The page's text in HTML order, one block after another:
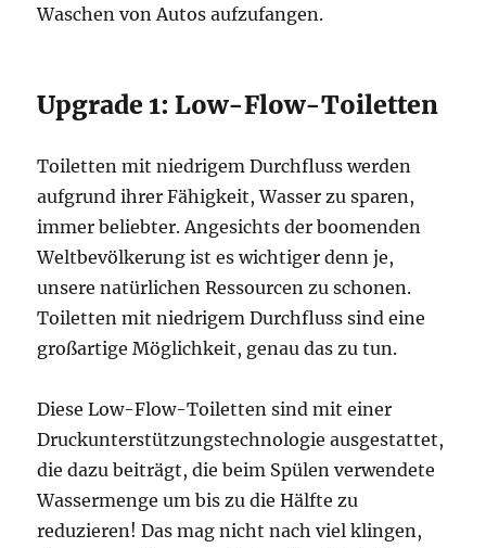
Waschen von Autos aufzufangen.
Upgrade 1: Low-Flow-Toiletten
Toiletten mit niedrigem Durchfluss werden
aufgrund ihrer Fähigkeit, Wasser zu sparen,
immer beliebter. Angesichts der boomenden
Weltbevölkerung ist es wichtiger denn je,
unsere natürlichen Ressourcen zu schonen.
Toiletten mit niedrigem Durchfluss sind eine
großartige Möglichkeit, genau das zu tun.
Diese Low-Flow-Toiletten sind mit einer
Druckunterstützungstechnologie ausgestattet,
die dazu beiträgt, die beim Spülen verwendete
Wassermenge um bis zu die Hälfte zu
reduzieren! Das mag nicht nach viel klingen,